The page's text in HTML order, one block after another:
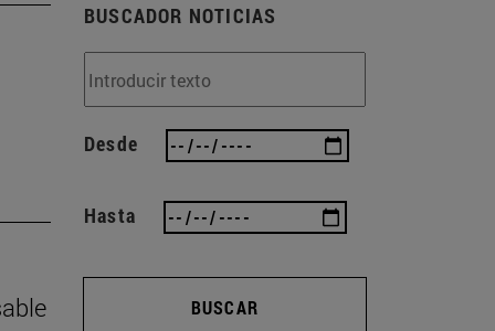
BUSCADOR NOTICIAS
Desde
Hasta
BUSCAR